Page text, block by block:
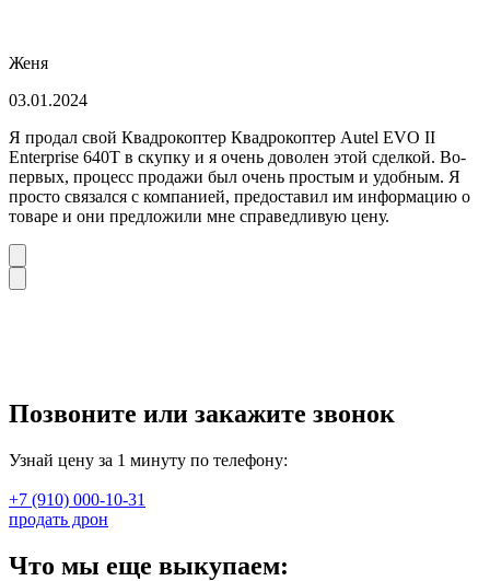
Женя
03.01.2024
Я продал свой Квадрокоптер Квадрокоптер Autel EVO II
Enterprise 640T в скупку и я очень доволен этой сделкой. Во-
первых, процесс продажи был очень простым и удобным. Я
просто связался с компанией, предоставил им информацию о
товаре и они предложили мне справедливую цену.
Позвоните или закажите звонок
Узнай цену за 1 минуту по телефону:
+7 (910) 000-10-31
продать дрон
Что мы еще выкупаем: